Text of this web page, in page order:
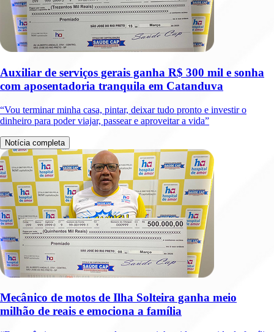
Auxiliar de serviços gerais ganha R$ 300 mil e sonha
com aposentadoria tranquila em Catanduva
“Vou terminar minha casa, pintar, deixar tudo pronto e investir o
dinheiro para poder viajar, passear e aproveitar a vida”
Notícia completa
Mecânico de motos de Ilha Solteira ganha meio
milhão de reais e emociona a família